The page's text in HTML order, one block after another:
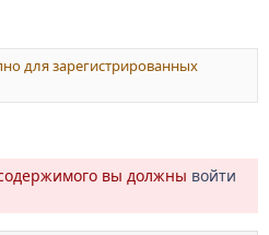
для зарегистрированных
вы должны войти